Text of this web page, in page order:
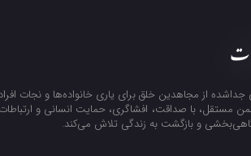
از مجاهدین خلق برای یاری خانواده‌ها و نجات افراد
مستقل، با صداقت، افشاگری، حمایت انسانی و ارتباطات
و بازگشت به زندگی تلاش می‌کند.